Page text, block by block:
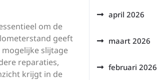
om de
geeft
slijtage
reparaties,
krijgt in de
april 2026
maart 2026
februari 2026